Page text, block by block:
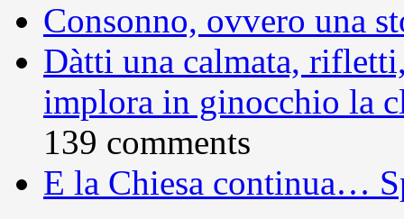
Consonno, ovvero una
Dàtti una calmata,
implora in ginocchio la
139 comments
E la Chiesa continua…